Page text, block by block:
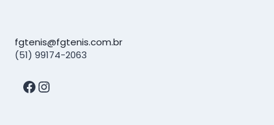
fgtenis@fgtenis.com.br
(51) 99174-2063
Facebook
Instagram